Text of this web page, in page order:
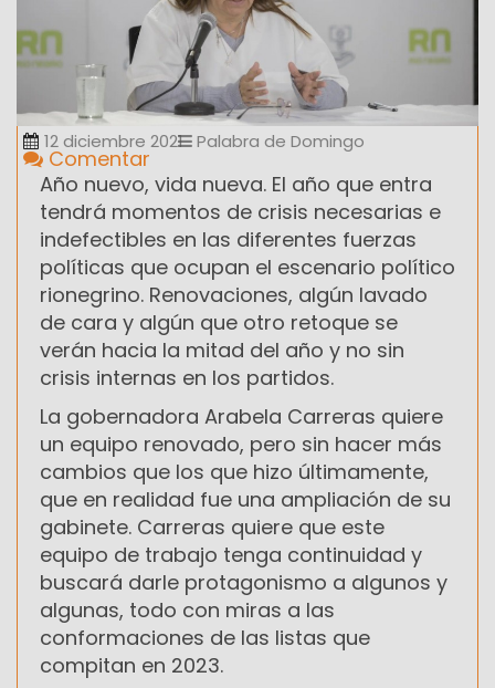
12 diciembre 2021 Palabra de Domingo
Comentar
Año nuevo, vida nueva. El año que entra
tendrá momentos de crisis necesarias e
indefectibles en las diferentes fuerzas
políticas que ocupan el escenario político
rionegrino. Renovaciones, algún lavado
de cara y algún que otro retoque se
verán hacia la mitad del año y no sin
crisis internas en los partidos.
La gobernadora Arabela Carreras quiere
un equipo renovado, pero sin hacer más
cambios que los que hizo últimamente,
que en realidad fue una ampliación de su
gabinete. Carreras quiere que este
equipo de trabajo tenga continuidad y
buscará darle protagonismo a algunos y
algunas, todo con miras a las
conformaciones de las listas que
compitan en 2023.